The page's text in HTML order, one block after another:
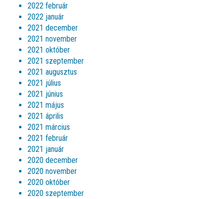
2022 február
2022 január
2021 december
2021 november
2021 október
2021 szeptember
2021 augusztus
2021 július
2021 június
2021 május
2021 április
2021 március
2021 február
2021 január
2020 december
2020 november
2020 október
2020 szeptember